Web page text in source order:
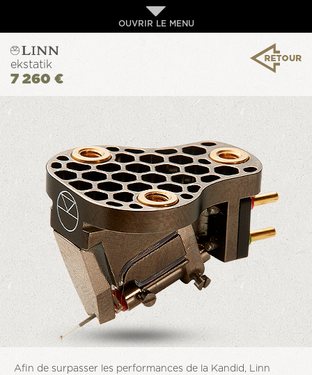
OUVRIR LE MENU
ekstatik
7 260 €
Afin de surpasser les performances de la Kandid, Linn